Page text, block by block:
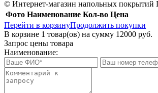
© Интернет-магазин напольных покрытий
Фото Наименование Кол-во Цена
Перейти в корзинуПродолжить покупки
В корзине 1 товар(ов) на сумму 12000 руб.
Запрос цены товара
Наименование: